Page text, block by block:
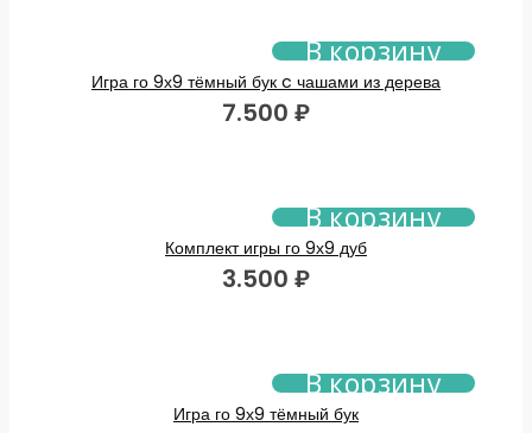
В корзину
Игра го 9х9 тёмный бук c чашами из дерева
7.500 ₽
В корзину
Комплект игры го 9х9 дуб
3.500 ₽
В корзину
Игра го 9х9 тёмный бук